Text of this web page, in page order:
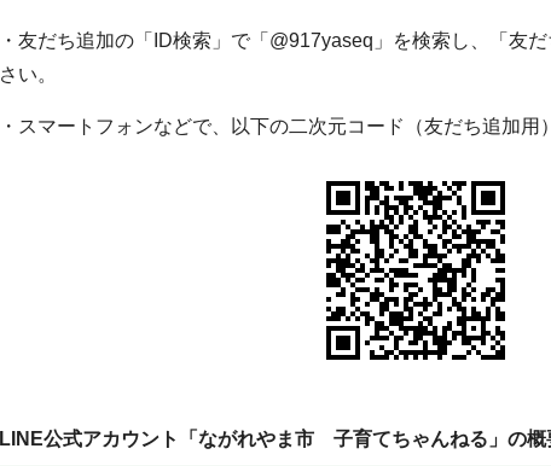
・友だち追加の「ID検索」で「@917yaseq」を検索し、「友
さい。
・スマートフォンなどで、以下の二次元コード（友だち追加用
LINE公式アカウント「ながれやま市 子育てちゃんねる」の概